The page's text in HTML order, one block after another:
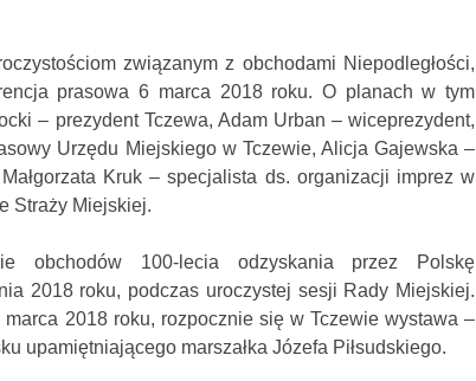
związanym z obchodami Niepodległości,
prasowa 6 marca 2018 roku. O planach w tym
– prezydent Tczewa, Adam Urban – wiceprezydent,
Urzędu Miejskiego w Tczewie, Alicja Gajewska –
Kruk – specjalista ds. organizacji imprez w
Straży Miejskiej.
obchodów 100-lecia odzyskania przez Polskę
2018 roku, podczas uroczystej sesji Rady Miejskiej.
2018 roku, rozpocznie się w Tczewie wystawa –
upamiętniającego marszałka Józefa Piłsudskiego.